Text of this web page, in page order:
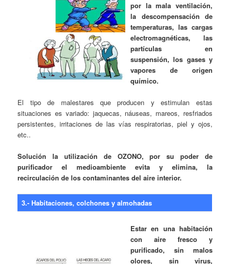
por la mala ventilación,
la descompensación de
temperaturas, las cargas
electromagnéticas, las
partículas en
suspensión, los gases y
vapores de origen
químico.
El tipo de malestares que producen y estimulan estas
situaciones es variado: jaquecas, náuseas, mareos, resfriados
persistentes, irritaciones de las vías respiratorias, piel y ojos,
etc..
Solución la utilización de OZONO, por su poder de
purificador el medioambiente evita y elimina, la
recirculación de los contaminantes del aire interior.
3.- Habitaciones, colchones y almohadas
Estar en una habitación
con aire fresco y
purificado, sin malos
olores, sin virus,